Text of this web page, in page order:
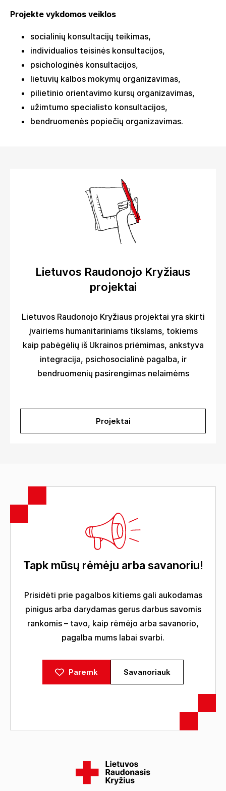
Projekte vykdomos veiklos
socialinių konsultacijų teikimas,
individualios teisinės konsultacijos,
psichologinės konsultacijos,
lietuvių kalbos mokymų organizavimas,
pilietinio orientavimo kursų organizavimas,
užimtumo specialisto konsultacijos,
bendruomenės popiečių organizavimas.
Lietuvos Raudonojo Kryžiaus
projektai
Lietuvos Raudonojo Kryžiaus projektai yra skirti
įvairiems humanitariniams tikslams, tokiems
kaip pabėgėlių iš Ukrainos priėmimas, ankstyva
integracija, psichosocialinė pagalba, ir
bendruomenių pasirengimas nelaimėms
Projektai
Tapk mūsų rėmėju arba savanoriu!
Prisidėti prie pagalbos kitiems gali aukodamas
pinigus arba darydamas gerus darbus savomis
rankomis – tavo, kaip rėmėjo arba savanorio,
pagalba mums labai svarbi.
Paremk Savanoriauk